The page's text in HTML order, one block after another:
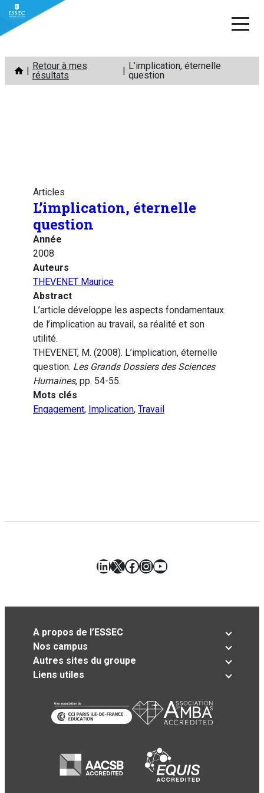
Aller
contenu
Retour à mes
résultats
L’implication, éternelle
question
Articles
L’implication, éternelle
question
Année
2008
Auteurs
THEVENET Maurice
Abstract
L’article développe les aspects fondamentaux
de l’implication au travail, sa réalité et son
utilité.
THEVENET, M. (2008). L’implication, éternelle
question. Les Grands Dossiers des Sciences
Humaines, pp. 54-55.
Mots clés
Engagement, Implication, Travail
LinkedIn
X Facebook
Instagram
YouTube
A propos de l’ESSEC
Nos campus
Autres sites du groupe
Liens utiles